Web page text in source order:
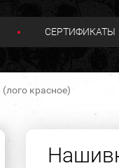
СЕРТИФИКАТЫ
красное)